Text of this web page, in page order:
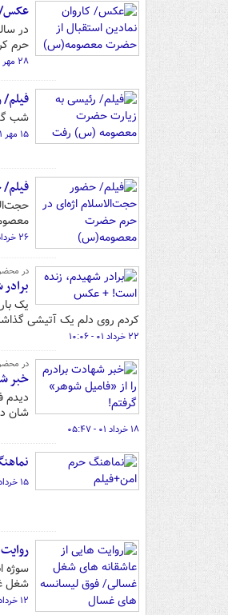
عکس/
در
حرم
۲۸ مهر ۰۱ - ۱۵:۳۱
شب
۱۵ مهر ۰۱ - ۱۱:۱۰
۲۶ خرداد ۰۱ - ۱۴:۳۰
در محضر مدافعان حرم/
یک
کردم روی دلم یک آتیشی
۲۲ خرداد ۰۱ - ۱۰:۰۶
در محضر مدافعان حرم/
خبر
دیدم
شان
۱۸ خرداد ۰۱ - ۰۵:۴۷
۱۵ خرداد ۰۱ - ۰۴:۰۰
سوژه
شغل
۱۲ خرداد ۰۱ - ۰۰:۴۱